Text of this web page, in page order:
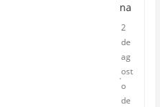
na
2
de
ag
ost
o
de